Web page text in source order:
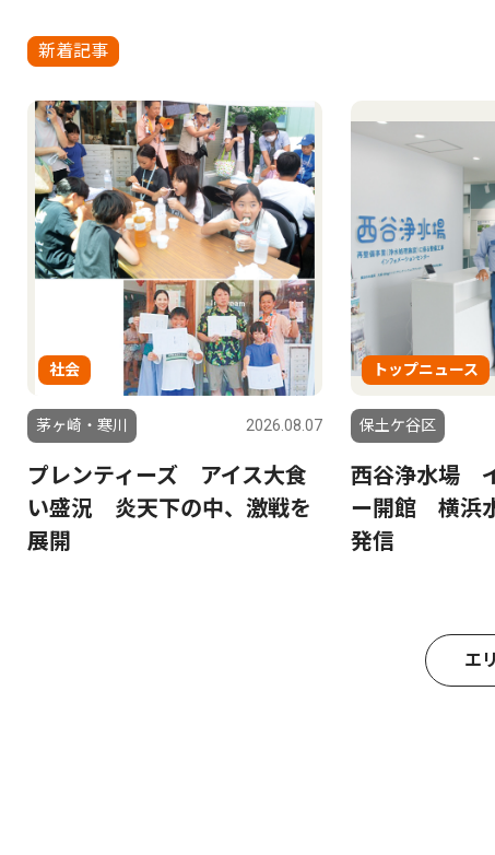
新着記事
社会
茅ヶ崎・寒川 2026.08.07
プレンティーズ アイス大食
い盛況 炎天下の中、激戦を
展開
トップニュース
保土ケ谷区
西谷浄水場
ー開館 横浜
発信
エ